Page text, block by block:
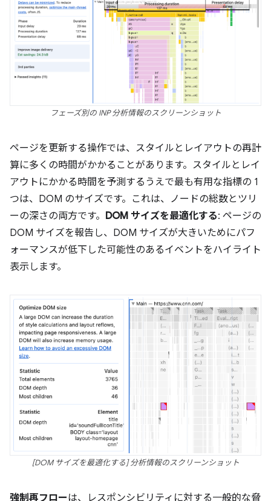
フェーズ別の INP 分析情報のスクリーンショット
ページを更新する操作では、スタイルとレイアウトの再計
算に多くの時間がかかることがあります。スタイルとレイ
アウトにかかる時間を予測するうえで最も有用な指標の 1
つは、DOM のサイズです。これは、ノードの総数とツリ
ーの深さの両方です。 DOM サイズを最適化する: ページの
DOM サイズを報告し、DOM サイズが大きいためにパフ
ォーマンスが低下した可能性のあるイベントをハイライト
表示します。
[DOM サイズを最適化する] 分析情報のスクリーンショット
強制再フローは、レスポンシビリティに対する一般的な脅